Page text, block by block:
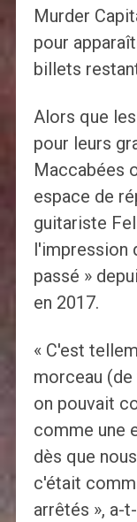
Murder
pour
billets
Alors que
pour leurs
Maccabées
espace de
guitariste
l'impression
passé »
en 2017.
« C'est
morceau
on pouvait
comme une
dès que
c'était
arrêtés », a-